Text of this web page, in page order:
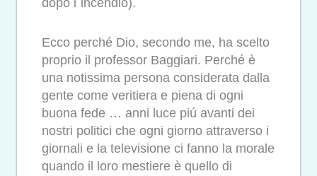
Ecco perché Dio, secondo me, ha scelto
proprio il professor Baggiari. Perché è
una notissima persona considerata dalla
gente come veritiera e piena di ogni
buona fede … anni luce piú avanti dei
nostri politici che ogni giorno attraverso i
giornali e la televisione ci fanno la morale
quando il loro mestiere è quello di